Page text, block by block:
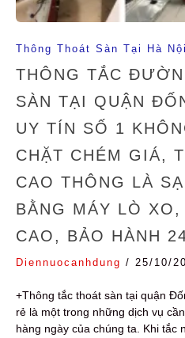
Thông Thoát Sàn Tại Hà Nội
THÔNG TẮC
SÀN TẠI QUẬN
UY TÍN SỐ 1
CHẶT CHÉM GIÁ,
CAO THÔNG LÀ
BẰNG MÁY LÒ
CAO, BẢO HÀNH
Diennuocanhdung / 25/10/
+Thông tắc thoát sàn tại quận
rẻ là một trong những dịch vụ
hàng ngày của chúng ta. Khi tắc